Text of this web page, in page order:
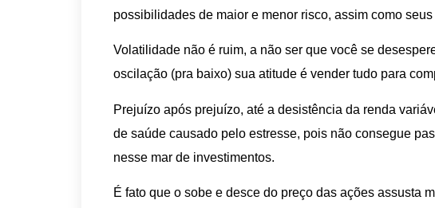
possibilidades de maior e menor risco, assim como
Volatilidade não é ruim, a não ser que você se
oscilação (pra baixo) sua atitude é vender tudo para
Prejuízo após prejuízo, até a desistência da renda
de saúde causado pelo estresse, pois não consegue
nesse mar de investimentos.
É fato que o sobe e desce do preço das ações assusta